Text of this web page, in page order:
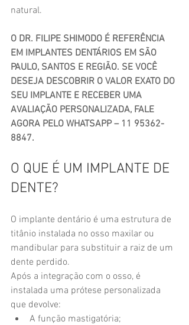
natural.
O DR. FILIPE SHIMODO É REFERÊNCIA
EM IMPLANTES DENTÁRIOS EM SÃO
PAULO, SANTOS E REGIÃO. SE VOCÊ
DESEJA DESCOBRIR O VALOR EXATO DO
SEU IMPLANTE E RECEBER UMA
AVALIAÇÃO PERSONALIZADA, FALE
AGORA PELO WHATSAPP – 11 95362-
8847.
O QUE É UM IMPLANTE DE
DENTE?
O implante dentário é uma estrutura de
titânio instalada no osso maxilar ou
mandibular para substituir a raiz de um
dente perdido.
Após a integração com o osso, é
instalada uma prótese personalizada
que devolve:
A função mastigatória;